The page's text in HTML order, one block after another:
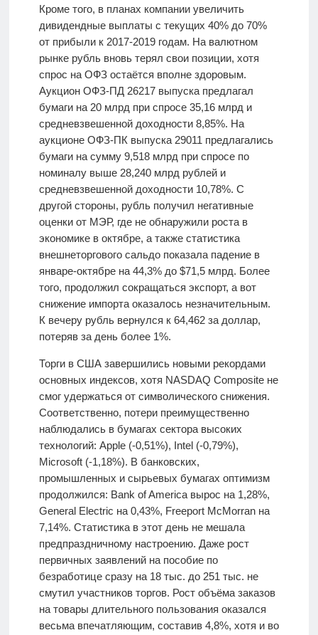
Кроме того, в планах компании увеличить
дивидендные выплаты с текущих 40% до 70%
от прибыли к 2017-2019 годам. На валютном
рынке рубль вновь терял свои позиции, хотя
спрос на ОФЗ остаётся вполне здоровым.
Аукцион ОФЗ-ПД 26217 выпуска предлагал
бумаги на 20 млрд при спросе 35,16 млрд и
средневзвешенной доходности 8,85%. На
аукционе ОФЗ-ПК выпуска 29011 предлагались
бумаги на сумму 9,518 млрд при спросе по
номиналу выше 28,240 млрд рублей и
средневзвешенной доходности 10,78%. С
другой стороны, рубль получил негативные
оценки от МЭР, где не обнаружили роста в
экономике в октябре, а также статистика
внешнеторгового сальдо показала падение в
январе-октябре на 44,3% до $71,5 млрд. Более
того, продолжил сокращаться экспорт, а вот
снижение импорта оказалось незначительным.
К вечеру рубль вернулся к 64,462 за доллар,
потеряв за день более 1%.
Торги в США завершились новыми рекордами
основных индексов, хотя NASDAQ Composite не
смог удержаться от символического снижения.
Соответственно, потери преимущественно
наблюдались в бумагах сектора высоких
технологий: Apple (-0,51%), Intel (-0,79%),
Microsoft (-1,18%). В банковских,
промышленных и сырьевых бумагах оптимизм
продолжился: Bank of America вырос на 1,28%,
General Electric на 0,43%, Freeport McMorran на
7,14%. Статистика в этот день не мешала
предпраздничному настроению. Даже рост
первичных заявлений на пособие по
безработице сразу на 18 тыс. до 251 тыс. не
смутил участников торгов. Рост объёма заказов
на товары длительного пользования оказался
весьма впечатляющим, составив 4,8%, хотя и во